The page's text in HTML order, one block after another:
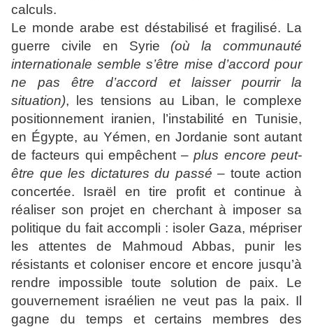
calculs.
Le monde arabe est déstabilisé et fragilisé. La
guerre civile en Syrie (où la communauté
internationale semble s’être mise d’accord pour
ne pas être d’accord et laisser pourrir la
situation), les tensions au Liban, le complexe
positionnement iranien, l’instabilité en Tunisie,
en Égypte, au Yémen, en Jordanie sont autant
de facteurs qui empêchent– plus encore peut-
être que les dictatures du passé – toute action
concertée. Israël en tire profit et continue à
réaliser son projet en cherchant à imposer sa
politique du fait accompli : isoler Gaza, mépriser
les attentes de Mahmoud Abbas, punir les
résistants et coloniser encore et encore jusqu’à
rendre impossible toute solution de paix. Le
gouvernement israélien ne veut pas la paix. Il
gagne du temps et certains membres des